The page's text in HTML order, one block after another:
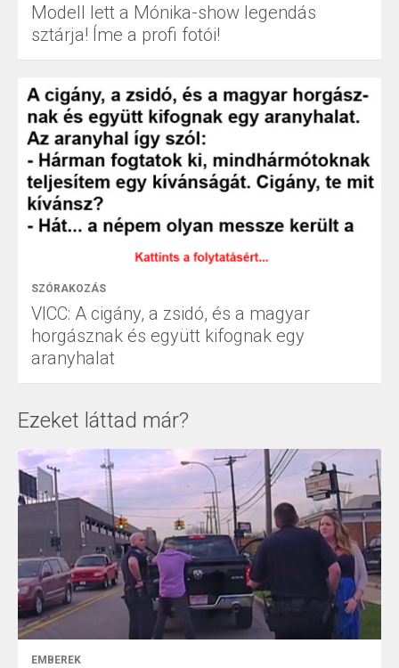
Modell lett a Mónika-show legendás
sztárja! Íme a profi fotói!
SZÓRAKOZÁS
VICC: A cigány, a zsidó, és a magyar
horgásznak és együtt kifognak egy
aranyhalat
Ezeket láttad már?
EMBEREK